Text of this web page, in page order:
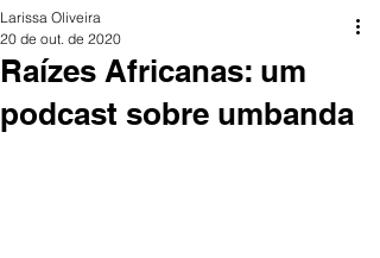
Raízes Africanas: um
podcast sobre umbanda
Larissa Oliveira
20 de out. de 2020